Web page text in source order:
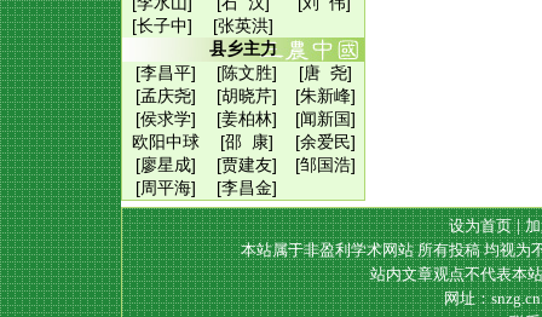
[长子中]
[张英洪]
县乡主力
[李昌平]
[陈文胜]
[唐 尧]
[孟庆尧]
[胡晓芹]
[朱新峰]
[侯求学]
[姜柏林]
[闻新国]
欧阳中球
[邵 康]
[余爱民]
[廖星成]
[贾建友]
[邹国浩]
[周平海]
[李昌金]
设为首页|
本站属于非盈利学术网站 所有投稿 均视为
站内文章观点不代表本
网址：